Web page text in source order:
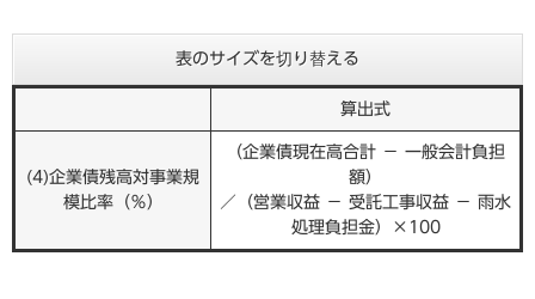
表のサイズを切り替える
算出式
(4)企業債残高対事業規
模比率（％）
（企業債現在高合計 － 一般会計負担
額）
／（営業収益 － 受託工事収益 － 雨水
処理負担金）×100